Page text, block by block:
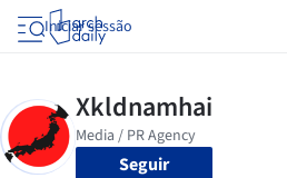
Iniciar sessão
Seguir